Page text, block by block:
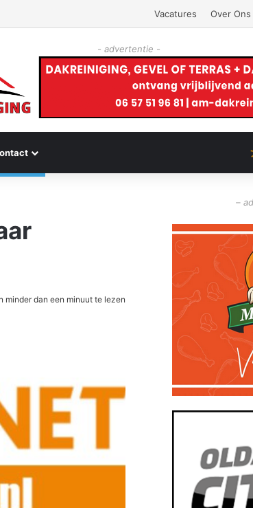
Vacatures Over Ons
- advertentie -
minder dan een minuut te lezen
–